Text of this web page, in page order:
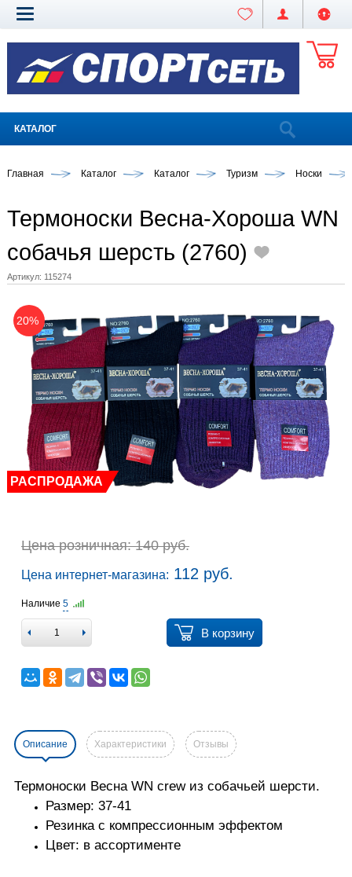
КАТАЛОГ
Главная Каталог Каталог Туризм Носки
Термоноски Весна-Хороша WN
собачья шерсть (2760)
Артикул: 115274
20%
РАСПРОДАЖА
Цена розничная: 140 руб.
Цена интернет-магазина: 112 руб.
Наличие 5
В корзину
Описание Характеристики Отзывы
Термоноски Весна WN crew из собачьей шерсти.
Размер: 37-41
Резинка с компрессионным эффектом
Цвет: в ассортименте